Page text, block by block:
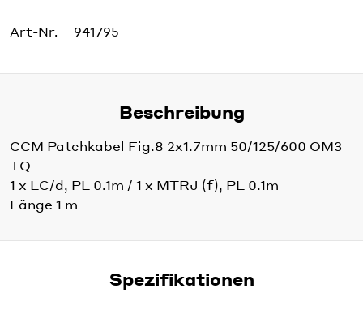
Art-Nr. 941795
Beschreibung
CCM Patchkabel Fig.8 2x1.7mm 50/125/600 OM3
TQ
1 x LC/d, PL 0.1m / 1 x MTRJ (f), PL 0.1m
Länge 1 m
Spezifikationen